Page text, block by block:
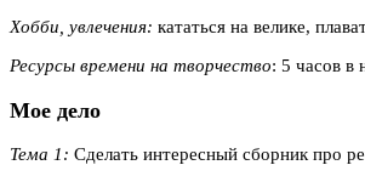
Хобби, увлечения: кататься на велике,
Ресурсы времени на творчество: 5 часов в
Мое дело
Тема 1: Сделать интересный сборник про